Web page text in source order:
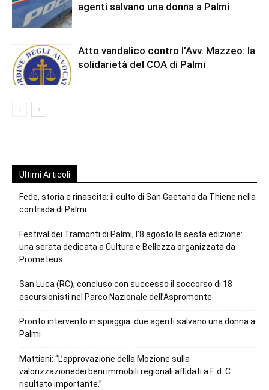
agenti salvano una donna a Palmi
Atto vandalico contro l’Avv. Mazzeo: la
solidarietà del COA di Palmi
Ultimi Articoli
Fede, storia e rinascita: il culto di San Gaetano da Thiene nella
contrada di Palmi
Festival dei Tramonti di Palmi, l’8 agosto la sesta edizione:
una serata dedicata a Cultura e Bellezza organizzata da
Prometeus
San Luca (RC), concluso con successo il soccorso di 18
escursionisti nel Parco Nazionale dell’Aspromonte
Pronto intervento in spiaggia: due agenti salvano una donna a
Palmi
Mattiani: “L’approvazione della Mozione sulla
valorizzazionedei beni immobili regionali affidati a F. d. C.
risultato importante.”